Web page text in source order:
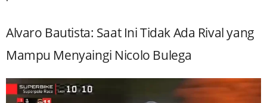
Alvaro Bautista: Saat Ini Tidak Ada Rival yang
Mampu Menyaingi Nicolo Bulega